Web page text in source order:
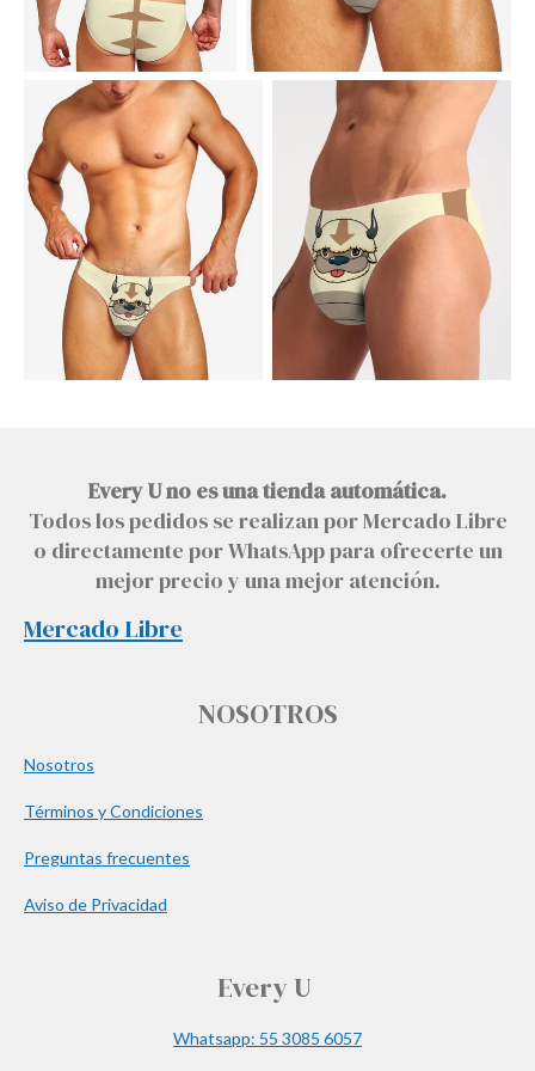
Every U no es una tienda automática.
Todos los pedidos se realizan por Mercado Libre
o directamente por WhatsApp para ofrecerte un
mejor precio y una mejor atención.
Mercado Libre
NOSOTROS
Nosotros
Términos y Condiciones
Preguntas frecuentes
Aviso de Privacidad
Every U
Whatsapp: 55 3085 6057